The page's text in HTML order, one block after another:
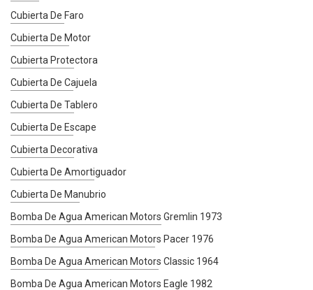
Cubierta De Faro
Cubierta De Motor
Cubierta Protectora
Cubierta De Cajuela
Cubierta De Tablero
Cubierta De Escape
Cubierta Decorativa
Cubierta De Amortiguador
Cubierta De Manubrio
Bomba De Agua American Motors Gremlin 1973
Bomba De Agua American Motors Pacer 1976
Bomba De Agua American Motors Classic 1964
Bomba De Agua American Motors Eagle 1982